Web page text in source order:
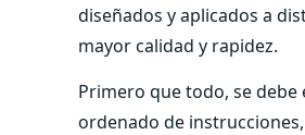
diseñados y aplicados a
mayor calidad y rapidez.
Primero que todo, se
ordenado de